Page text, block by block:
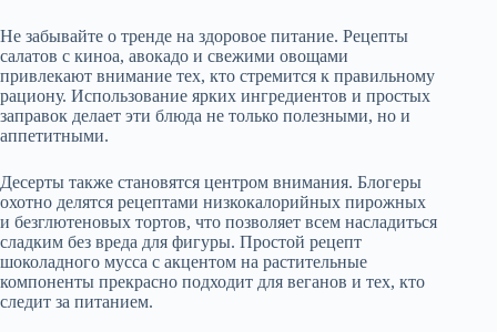
Не забывайте о тренде на здоровое питание. Рецепты
салатов с киноа, авокадо и свежими овощами
привлекают внимание тех, кто стремится к правильному
рациону. Использование ярких ингредиентов и простых
заправок делает эти блюда не только полезными, но и
аппетитными.
Десерты также становятся центром внимания. Блогеры
охотно делятся рецептами низкокалорийных пирожных
и безглютеновых тортов, что позволяет всем насладиться
сладким без вреда для фигуры. Простой рецепт
шоколадного мусса с акцентом на растительные
компоненты прекрасно подходит для веганов и тех, кто
следит за питанием.